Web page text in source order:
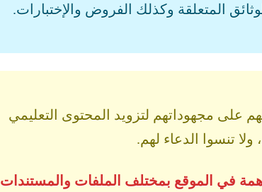
المتعلقة وكذلك الفروض والإختبارات.
على مجهوداتهم لتزويد المحتوى التعليمي
ولا تنسوا الدعاء لهم.
في الموقع بمختلف الملفات والمستندات